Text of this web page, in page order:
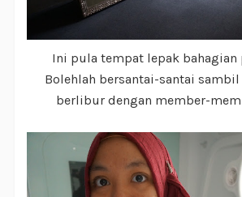
Ini pula tempat lepak bahagian
Bolehlah bersantai-santai
berlibur dengan member-